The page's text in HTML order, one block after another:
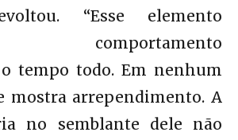
“Esse elemento
comportamento
tempo todo. Em nenhum
mostra arrependimento. A
no semblante dele não